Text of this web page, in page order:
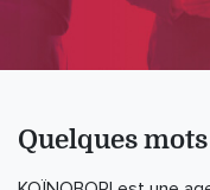
Quelques